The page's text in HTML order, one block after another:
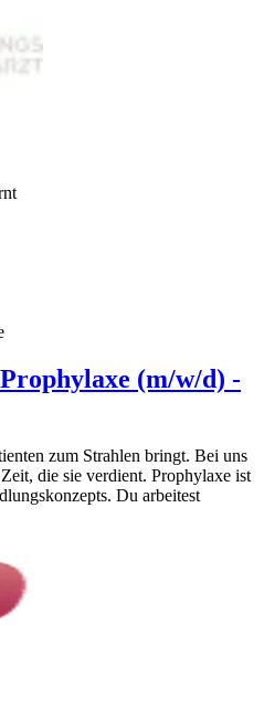
(m/w/d) -
zum Strahlen bringt. Bei uns
die sie verdient. Prophylaxe ist
Du arbeitest